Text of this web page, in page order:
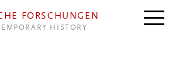
FORSCHUNGEN
HISTORY